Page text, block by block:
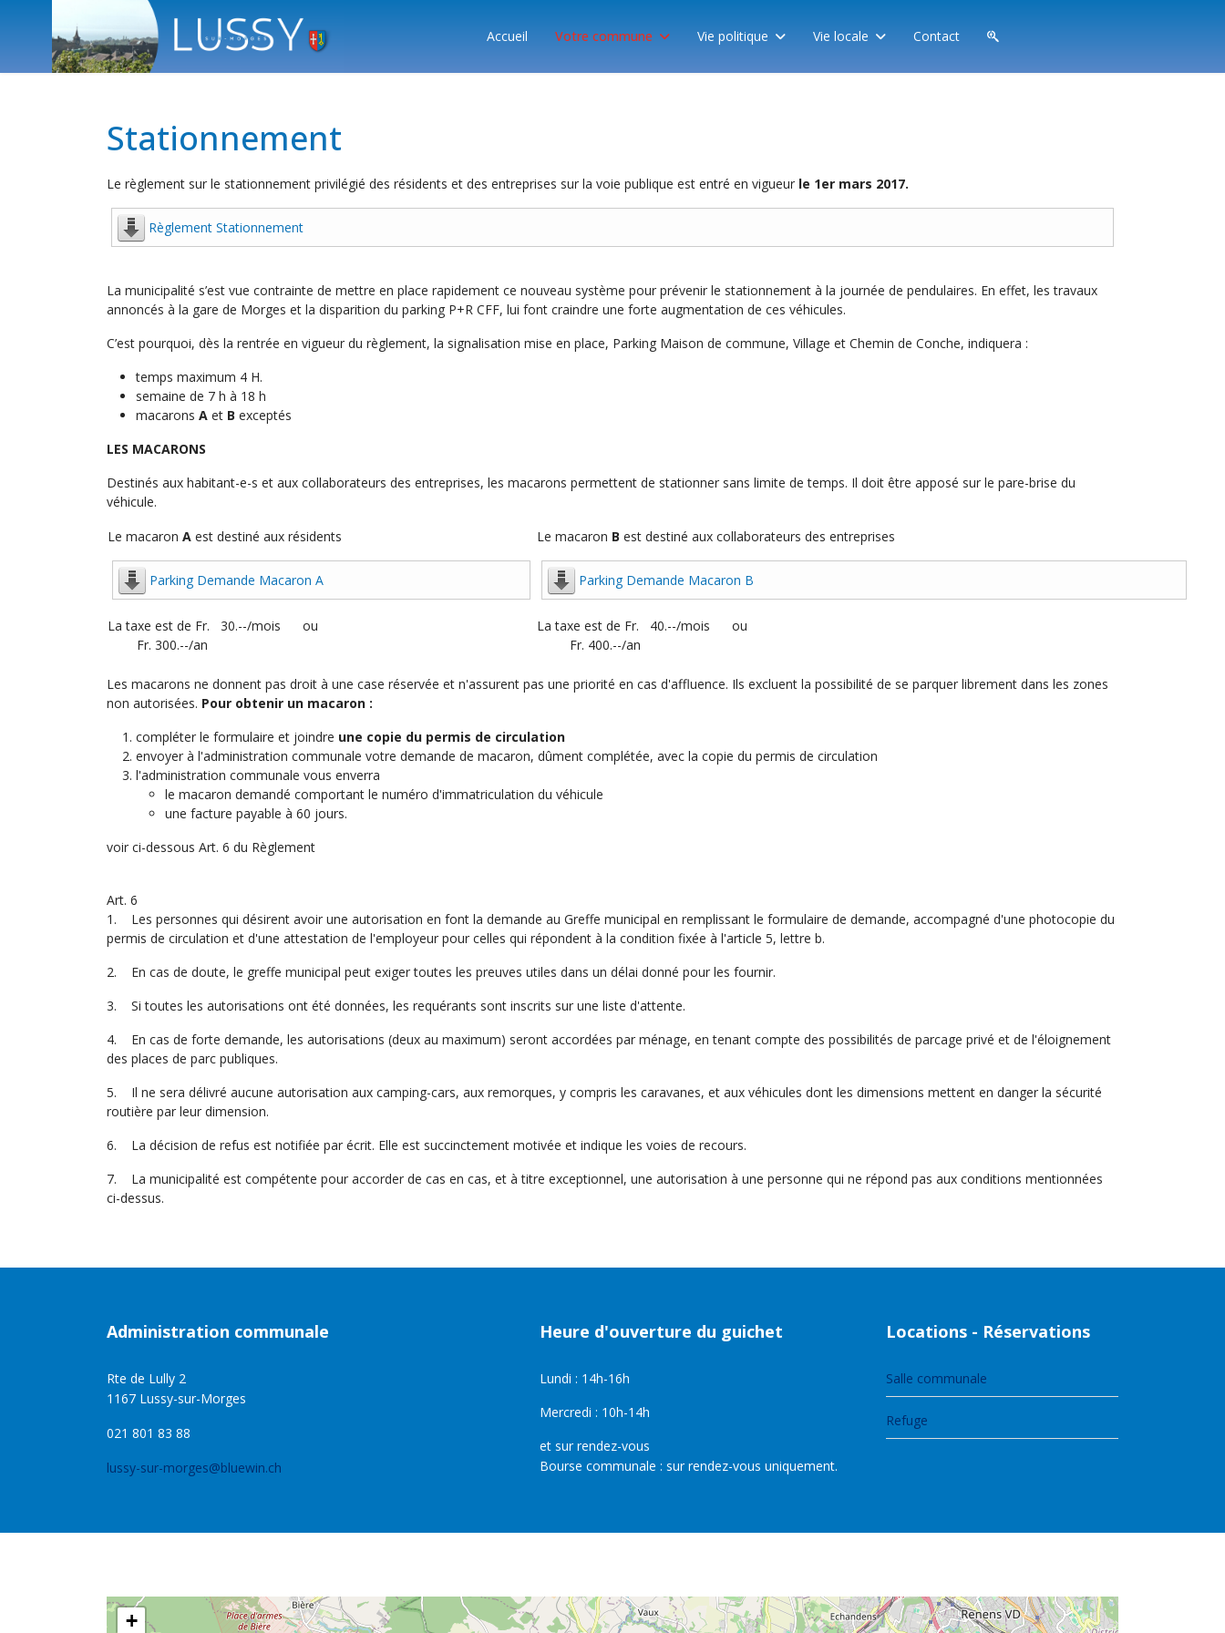
Accueil Votre commune Vie politique Vie locale Contact
Stationnement
Le règlement sur le stationnement privilégié des résidents et des entreprises sur la voie publique est entré en vigueur le 1er mars 2017.
Règlement Stationnement
La municipalité s’est vue contrainte de mettre en place rapidement ce nouveau système pour prévenir le stationnement à la journée de pendulaires. En effet, les travaux
annoncés à la gare de Morges et la disparition du parking P+R CFF, lui font craindre une forte augmentation de ces véhicules.
C’est pourquoi, dès la rentrée en vigueur du règlement, la signalisation mise en place, Parking Maison de commune, Village et Chemin de Conche, indiquera :
temps maximum 4 H.
semaine de 7 h à 18 h
macarons A et B exceptés
LES MACARONS
Destinés aux habitant-e-s et aux collaborateurs des entreprises, les macarons permettent de stationner sans limite de temps. Il doit être apposé sur le pare-brise du
véhicule.
Le macaron A est destiné aux résidents
Parking Demande Macaron A
Le macaron B est destiné aux collaborateurs des entreprises
Parking Demande Macaron B
La taxe est de Fr. 30.--/mois ou
Fr. 300.--/an
La taxe est de Fr. 40.--/mois ou
Fr. 400.--/an
Les macarons ne donnent pas droit à une case réservée et n'assurent pas une priorité en cas d'affluence. Ils excluent la possibilité de se parquer librement dans les zones
non autorisées. Pour obtenir un macaron :
compléter le formulaire et joindre une copie du permis de circulation
envoyer à l'administration communale votre demande de macaron, dûment complétée, avec la copie du permis de circulation
l'administration communale vous enverra
le macaron demandé comportant le numéro d'immatriculation du véhicule
une facture payable à 60 jours.
voir ci-dessous Art. 6 du Règlement
Art. 6
1. Les personnes qui désirent avoir une autorisation en font la demande au Greffe municipal en remplissant le formulaire de demande, accompagné d'une photocopie du
permis de circulation et d'une attestation de l'employeur pour celles qui répondent à la condition fixée à l'article 5, lettre b.
2. En cas de doute, le greffe municipal peut exiger toutes les preuves utiles dans un délai donné pour les fournir.
3. Si toutes les autorisations ont été données, les requérants sont inscrits sur une liste d'attente.
4. En cas de forte demande, les autorisations (deux au maximum) seront accordées par ménage, en tenant compte des possibilités de parcage privé et de l'éloignement
des places de parc publiques.
5. Il ne sera délivré aucune autorisation aux camping-cars, aux remorques, y compris les caravanes, et aux véhicules dont les dimensions mettent en danger la sécurité
routière par leur dimension.
6. La décision de refus est notifiée par écrit. Elle est succinctement motivée et indique les voies de recours.
7. La municipalité est compétente pour accorder de cas en cas, et à titre exceptionnel, une autorisation à une personne qui ne répond pas aux conditions mentionnées
ci-dessus.
Administration communale
Rte de Lully 2
1167 Lussy-sur-Morges
021 801 83 88
lussy-sur-morges@bluewin.ch
Heure d'ouverture du guichet
Lundi : 14h-16h
Mercredi : 10h-14h
et sur rendez-vous
Bourse communale : sur rendez-vous uniquement.
Locations - Réservations
Salle communale
Refuge
+